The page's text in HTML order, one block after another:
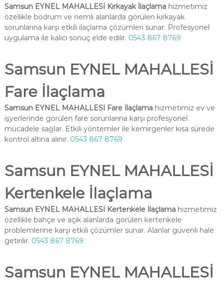
Samsun EYNEL MAHALLESİ Kırkayak İlaçlamahizmetimiz
özellikle bodrum ve nemli alanlarda görülen kırkayak
sorunlarına karşı etkili ilaçlama çözümleri sunar. Profesyonel
uygulama ile kalıcı sonuç elde edilir. 0543 867 8769
Samsun EYNEL MAHALLESİ
Fare İlaçlama
Samsun EYNEL MAHALLESİ Fare İlaçlamahizmetimiz ev ve
işyerlerinde görülen fare sorunlarına karşı profesyonel
mücadele sağlar. Etkili yöntemler ile kemirgenler kısa sürede
kontrol altına alınır. 0543 867 8769
Samsun EYNEL MAHALLESİ
Kertenkele İlaçlama
Samsun EYNEL MAHALLESİ Kertenkele İlaçlamahizmetimiz
özellikle bahçe ve açık alanlarda görülen kertenkele
problemlerine karşı etkili çözümler sunar. Alanlar güvenli hale
getirilir. 0543 867 8769
Samsun EYNEL MAHALLESİ